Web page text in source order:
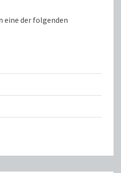
eine der folgenden